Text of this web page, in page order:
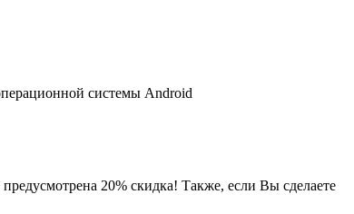
системы Android
20% скидка! Также, если Вы сделаете